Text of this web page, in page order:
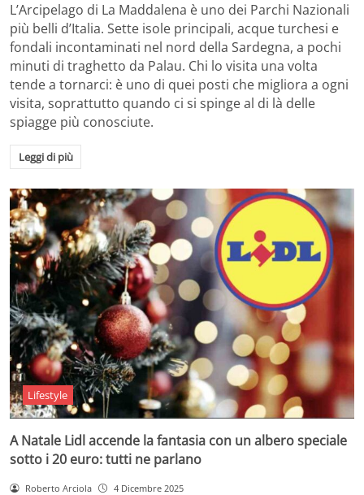
L’Arcipelago di La Maddalena è uno dei Parchi Nazionali
più belli d’Italia. Sette isole principali, acque turchesi e
fondali incontaminati nel nord della Sardegna, a pochi
minuti di traghetto da Palau. Chi lo visita una volta
tende a tornarci: è uno di quei posti che migliora a ogni
visita, soprattutto quando ci si spinge al di là delle
spiagge più conosciute.
Leggi di più
Lifestyle
A Natale Lidl accende la fantasia con un albero speciale
sotto i 20 euro: tutti ne parlano
Roberto Arciola 4 Dicembre 2025